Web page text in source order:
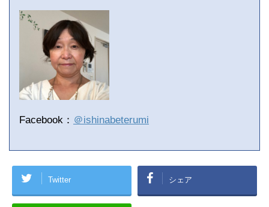
Facebook： ＠ishinabeterumi
Twitter シェア